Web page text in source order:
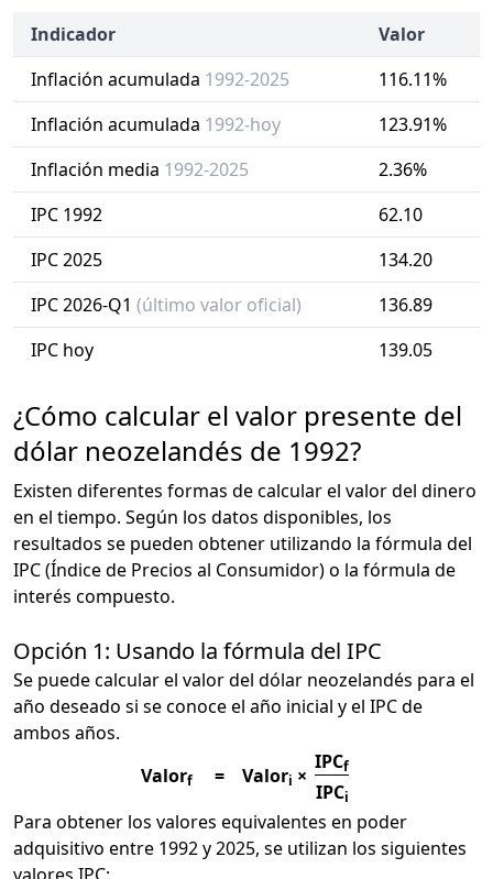
Indicador
Valor
Inflación acumulada 1992-2025
116.11%
Inflación acumulada 1992-hoy
123.91%
Inflación media 1992-2025
2.36%
IPC 1992
62.10
IPC 2025
134.20
IPC 2026-Q1 (último valor oficial)
136.89
IPC hoy
139.05
¿Cómo calcular el valor presente del
dólar neozelandés de 1992?
Existen diferentes formas de calcular el valor del dinero
en el tiempo. Según los datos disponibles, los
resultados se pueden obtener utilizando la fórmula del
IPC (Índice de Precios al Consumidor) o la fórmula de
interés compuesto.
Opción 1: Usando la fórmula del IPC
Se puede calcular el valor del dólar neozelandés para el
año deseado si se conoce el año inicial y el IPC de
ambos años.
Valorf = Valori ×
IPCf
IPCi
Para obtener los valores equivalentes en poder
adquisitivo entre 1992 y 2025, se utilizan los siguientes